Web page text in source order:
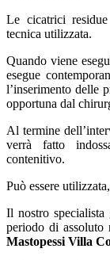
Le cicatrici
tecnica utilizzata.
Quando viene
esegue
l’inserimento delle
opportuna dal
Al termine
verrà fatto
contenitivo.
Può essere
Il nostro specialista
periodo di assoluto
Mastopessi Villa